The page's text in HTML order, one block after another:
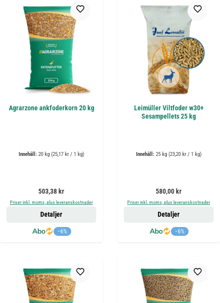
Agrarzone ankfoderkorn 20 kg
Innehåll: 20 kg (25,17 kr / 1 kg)
Ordinarie pris:
503,38 kr
Priser inkl. moms, plus leveranskostnader
−6%
Detaljer
Leimüller Viltfoder w30+
Sesampellets 25 kg
Innehåll: 25 kg (23,20 kr / 1 kg)
Ordinarie pris:
580,00 kr
Priser inkl. moms, plus leveranskostnader
−6%
Detaljer